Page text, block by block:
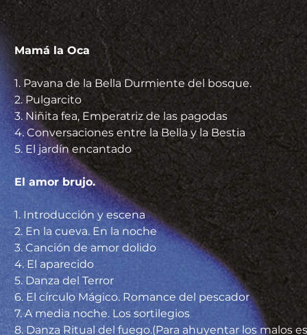
Mamá la Oca
1. Pavana de la Bella Durmiente del bosque.
2. Pulgarcito
3. Niñita fea, Emperatriz de las pagodas
4. Conversaciones entre la Bella y la Bestia
5. El jardín encantado
El amor brujo.
1. Introducción y escena
2. En la cueva. En la noche
3. Canción de amor dolido
4. El aparecido
5. Danza del Terror
6. El círculo Mágico. Romance del pescador
7. A media noche. Los sortilegios
8. Danza Ritual del fuego.(Para ahuyentar los malos